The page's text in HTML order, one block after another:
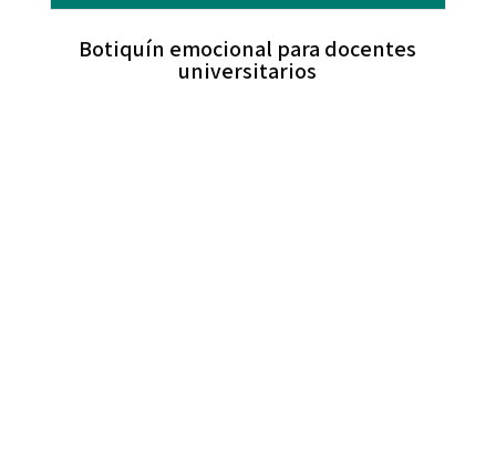
Botiquín emocional para docentes
universitarios